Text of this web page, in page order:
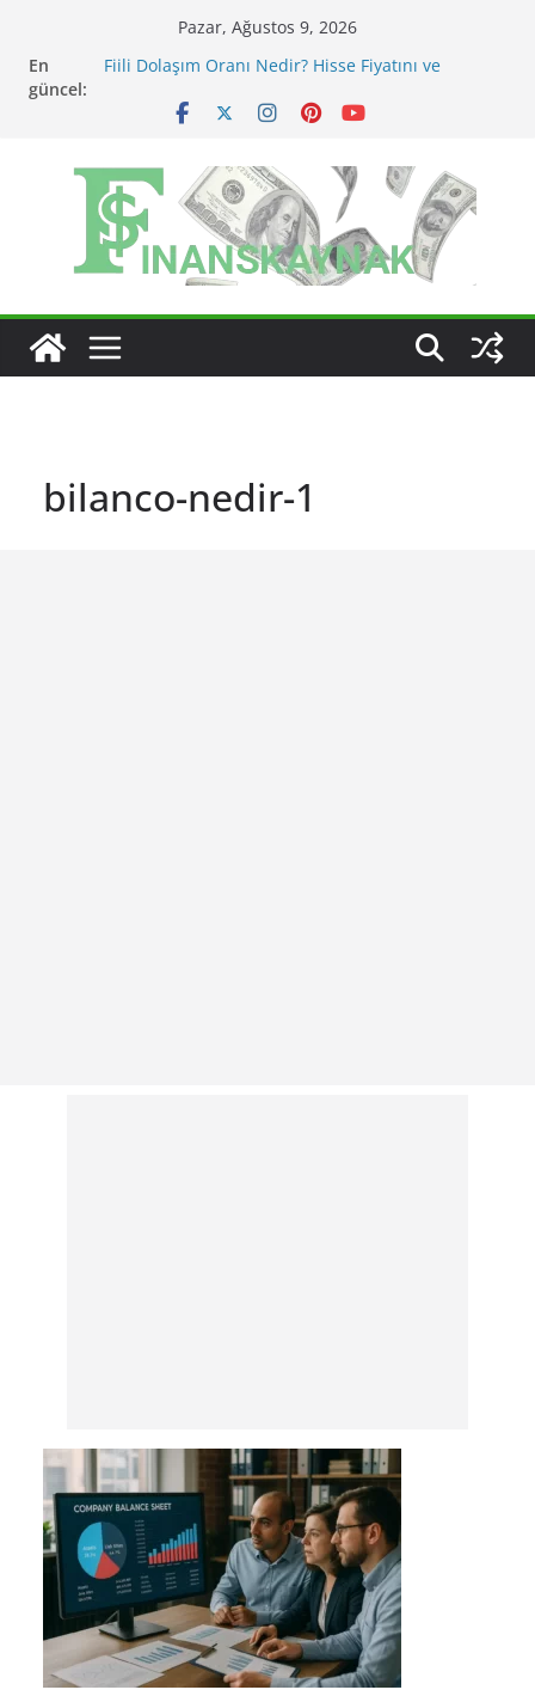
content
Pazar, Ağustos 9, 2026
En
güncel:
Fiili Dolaşım Oranı Nedir? Hisse Fiyatını ve
KAP Açıklaması Nasıl Okunur? Yatırımcı İçin Kritik
MSCI Endeks Değişiklikleri BIST Hisselerini Nasıl
Etkiler?
BIST Endeks Değişiklikleri Hisseleri Nasıl Etkiler?
BIST Sektör Endeksleri Nedir? Sektörel Rotasyon
Nasıl Takip Edilir?
bilanco-nedir-1